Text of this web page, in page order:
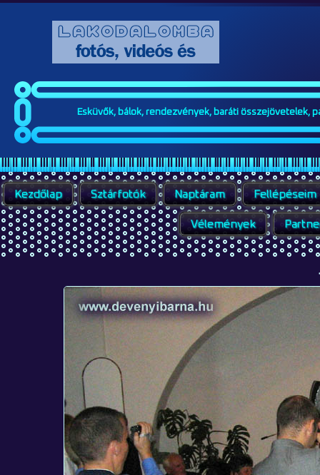
Esküvők, bálok, rendezvények, baráti összejövetelek,
Kezdőlap Sztárfotók Naptáram Fellépéseim
Vélemények